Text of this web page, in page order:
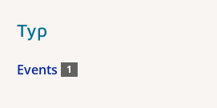
Typ
Events 1